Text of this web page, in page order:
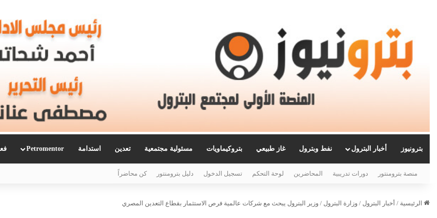
بترونيوز أخبار البترول نفط وبترول غاز طبيعي بتروكيماويات مسئولية مجتمعية تعدين استدامة Petromentor
منصة بترومنتور دورات تدريبية المحاضرين لوحة التحكم تسجيل الدخول دليل بترومنتور كن محاضراً
الرئيسية / أخبار البترول / وزارة البترول / وزير البترول يبحث مع شركات عالمية فرص الاستثمار بقطاع التعدين المصري